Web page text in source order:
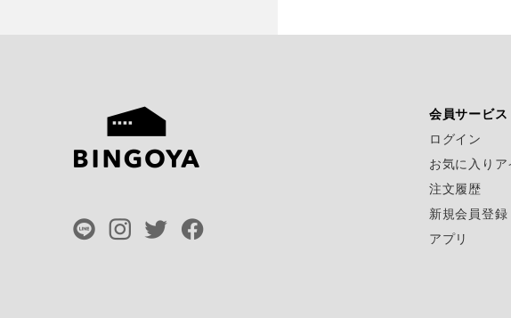
会員サービス
ログイン
お気に入りア
注文履歴
新規会員登録
アプリ